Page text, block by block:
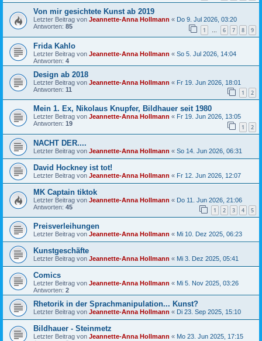
Von mir gesichtete Kunst ab 2019
Letzter Beitrag von Jeannette-Anna Hollmann « Do 9. Jul 2026, 03:20
Antworten: 85 1 … 6 7 8 9
Frida Kahlo
Letzter Beitrag von Jeannette-Anna Hollmann « So 5. Jul 2026, 14:04
Antworten: 4
Design ab 2018
Letzter Beitrag von Jeannette-Anna Hollmann « Fr 19. Jun 2026, 18:01
Antworten: 11 1 2
Mein 1. Ex, Nikolaus Knupfer, Bildhauer seit 1980
Letzter Beitrag von Jeannette-Anna Hollmann « Fr 19. Jun 2026, 13:05
Antworten: 19 1 2
NACHT DER....
Letzter Beitrag von Jeannette-Anna Hollmann « So 14. Jun 2026, 06:31
David Hockney ist tot!
Letzter Beitrag von Jeannette-Anna Hollmann « Fr 12. Jun 2026, 12:07
MK Captain tiktok
Letzter Beitrag von Jeannette-Anna Hollmann « Do 11. Jun 2026, 21:06
Antworten: 45 1 2 3 4 5
Preisverleihungen
Letzter Beitrag von Jeannette-Anna Hollmann « Mi 10. Dez 2025, 06:23
Kunstgeschäfte
Letzter Beitrag von Jeannette-Anna Hollmann « Mi 3. Dez 2025, 05:41
Comics
Letzter Beitrag von Jeannette-Anna Hollmann « Mi 5. Nov 2025, 03:26
Antworten: 2
Rhetorik in der Sprachmanipulation... Kunst?
Letzter Beitrag von Jeannette-Anna Hollmann « Di 23. Sep 2025, 15:10
Bildhauer - Steinmetz
Letzter Beitrag von Jeannette-Anna Hollmann « Mo 23. Jun 2025, 17:15